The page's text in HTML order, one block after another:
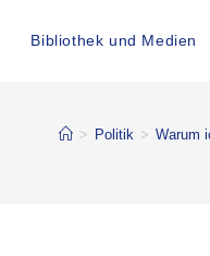
Bibliothek und Medien
> Politik > Warum